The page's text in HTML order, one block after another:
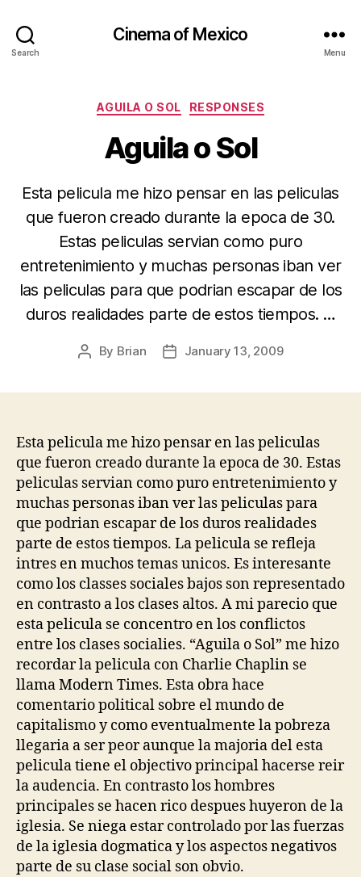
Search
Cinema of Mexico
Menu
Categories
AGUILA O SOL RESPONSES
Aguila o Sol
Esta pelicula me hizo pensar en las peliculas
que fueron creado durante la epoca de 30.
Estas peliculas servian como puro
entretenimiento y muchas personas iban ver
las peliculas para que podrian escapar de los
duros realidades parte de estos tiempos. …
Post
By Brian
PostJanuary 13, 2009
Esta pelicula me hizo pensar en las peliculas
que fueron creado durante la epoca de 30. Estas
peliculas servian como puro entretenimiento y
muchas personas iban ver las peliculas para
que podrian escapar de los duros realidades
parte de estos tiempos. La pelicula se refleja
intres en muchos temas unicos. Es interesante
como los classes sociales bajos son representado
en contrasto a los clases altos. A mi parecio que
esta pelicula se concentro en los conflictos
entre los clases socialies. “Aguila o Sol” me hizo
recordar la pelicula con Charlie Chaplin se
llama Modern Times. Esta obra hace
comentario political sobre el mundo de
capitalismo y como eventualmente la pobreza
llegaria a ser peor aunque la majoria del esta
pelicula tiene el objectivo principal hacerse reir
la audencia. En contrasto los hombres
principales se hacen rico despues huyeron de la
iglesia. Se niega estar controlado por las fuerzas
de la iglesia dogmatica y los aspectos negativos
parte de su clase social son obvio.